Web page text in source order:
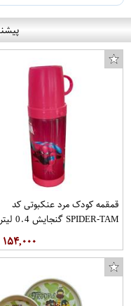
قمقمه کودک مرد عنکبوتی کد
SPIDER-TAM گنجایش 0.4 لیتر
۱۵۴,۰۰۰